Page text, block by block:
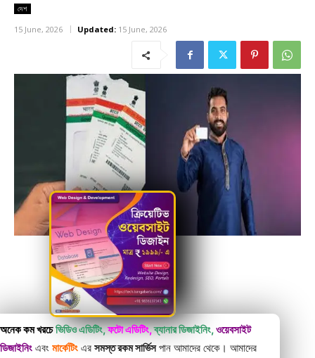
দেশ
15 June, 2026 Updated: 15 June, 2026
অনেক কম খরচে ভিডিও এডিটিং,ফটো এডিটিং,ব্যানার ডিজাইনিং,ওয়েবসাইট
ডিজাইনিং এবং মার্কেটিং এর সমস্ত রকম সার্ভিসপান আমাদের থেকে। আমাদের